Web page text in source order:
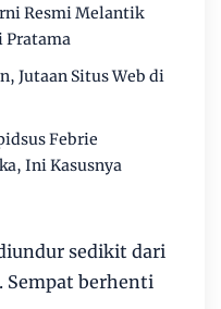
Resmi Melantik
Pratama
Jutaan Situs Web di
Febrie
Ini Kasusnya
sedikit dari
Sempat berhenti